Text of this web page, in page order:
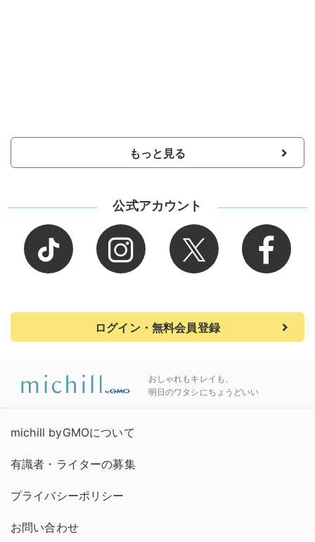
もっと見る
公式アカウント
ログイン・無料会員登録
おしゃれもキレイも、
明日のワタシにちょうどいい
michill byGMOについて
有識者・ライターの募集
プライバシーポリシー
お問い合わせ